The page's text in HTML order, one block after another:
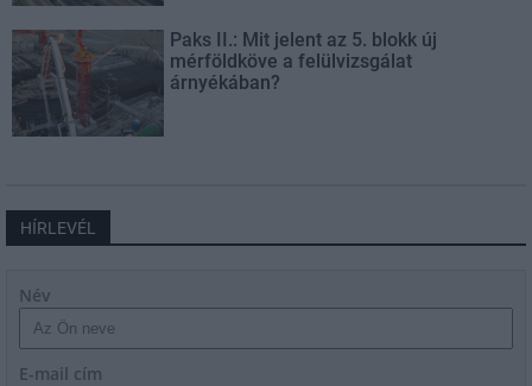
Paks II.: Mit jelent az 5. blokk új
mérföldköve a felülvizsgálat
árnyékában?
HÍRLEVÉL
Név
E-mail cím